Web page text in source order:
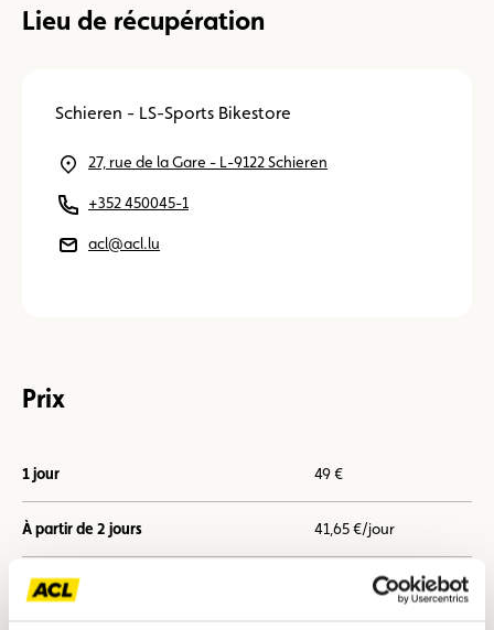
Lieu de récupération
Schieren - LS-Sports Bikestore
27, rue de la Gare - L-9122 Schieren
+352 450045-1
acl@acl.lu
Prix
1 jour 49 €
À partir de 2 jours 41,65 €/jour
À partir de 7 jours 36,75 €/jour